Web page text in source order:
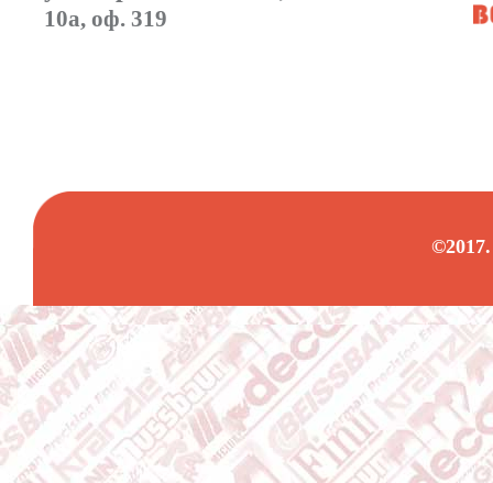
10а, оф. 319